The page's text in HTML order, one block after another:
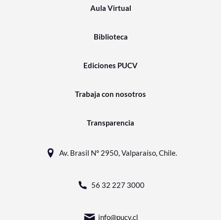
Aula Virtual
Biblioteca
Ediciones PUCV
Trabaja con nosotros
Transparencia
Av. Brasil N° 2950, Valparaíso, Chile.
56 32 227 3000
info@pucv.cl